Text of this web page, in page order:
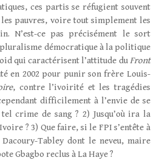
ces partis se réfugient souvent
pauvres, voire tout simplement les
N’est-ce pas précisément le sort
démocratique à la politique
qui caractérisent l’attitude duFront
en 2002 pour punir son frère Louis-
, contre l’ivoirité et les tragédies
difficilement à l’envie de se
crime de sang ? 2) Jusqu’où ira la
? 3) Que faire, si le FPI s’entête à
Tabley dont le neveu, maire
Gbagbo reclus à La Haye ?